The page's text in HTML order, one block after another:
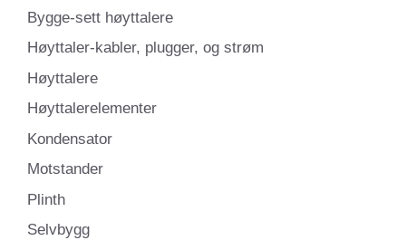
Bygge-sett høyttalere
Høyttaler-kabler, plugger, og strøm
Høyttalere
Høyttalerelementer
Kondensator
Motstander
Plinth
Selvbygg